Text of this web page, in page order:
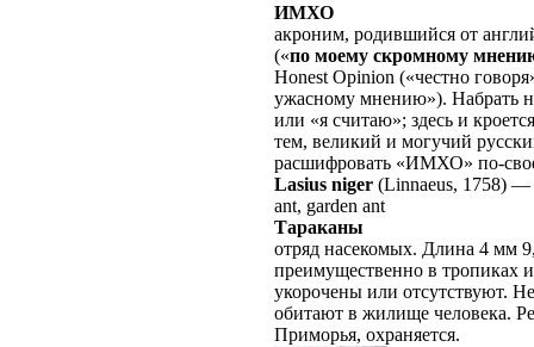
ИМХО
акроним, родившийся от
(«по моему скромному
Honest Opinion («честно
ужасному мнению»). Набрать
или «я считаю»; здесь и
тем, великий и могучий
расшифровать «ИМХО» по-
Lasius niger (Linnaeus, 1758) —
ant, garden ant
Тараканы
отряд насекомых. Длина 4 мм
преимущественно в тропиках
укорочены или отсутствуют.
обитают в жилище человека.
Приморья, охраняется.